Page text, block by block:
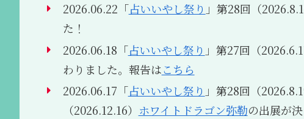
2026.06.22「占いいやし祭り 」第28回（
た！
2026.06.18「占いいやし祭り 」第27回（
わりました。報告はこちら
2026.06.17「占いいやし祭り 」第28回（
（2026.12.16） ホワイトドラゴン弥勒の出展が